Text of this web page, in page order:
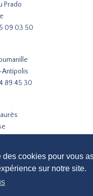
des cookies pour vous
sur notre site.
Prado
09 03 50
89 45 30
Paris
Lyon